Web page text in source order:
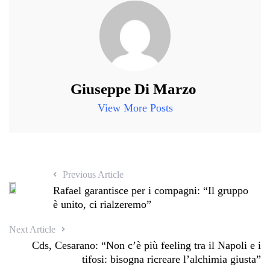
Giuseppe Di Marzo
View More Posts
Previous Article
Rafael garantisce per i compagni: “Il gruppo
è unito, ci rialzeremo”
Next Article
Cds, Cesarano: “Non c’è più feeling tra il Napoli e i
tifosi: bisogna ricreare l’alchimia giusta”